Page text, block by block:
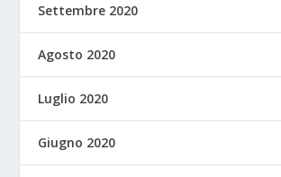
Settembre 2020
Agosto 2020
Luglio 2020
Giugno 2020